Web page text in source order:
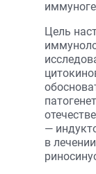
Цель
—
в